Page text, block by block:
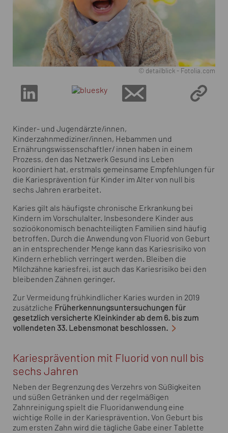
© detailblick - Fotolia.com
Kinder- und Jugendärzte/innen,
Kinderzahnmediziner/innen, Hebammen und
Ernährungswissenschaftler/ innen haben in einem
Prozess, den das Netzwerk Gesund ins Leben
koordiniert hat, erstmals gemeinsame Empfehlungen für
die Kariesprävention für Kinder im Alter von null bis
sechs Jahren erarbeitet.
Karies gilt als häufigste chronische Erkrankung bei
Kindern im Vorschulalter. Insbesondere Kinder aus
sozioökonomisch benachteiligten Familien sind häufig
betroffen. Durch die Anwendung von Fluorid von Geburt
an in entsprechender Menge kann das Kariesrisiko von
Kindern erheblich verringert werden. Bleiben die
Milchzähne kariesfrei, ist auch das Kariesrisiko bei den
bleibenden Zähnen geringer.
Zur Vermeidung frühkindlicher Karies wurden in 2019
zusätzliche Früherkennungsuntersuchungen für
gesetzlich versicherte Kleinkinder ab dem 6. bis zum
vollendeten 33. Lebensmonat beschlossen.
Kariesprävention mit Fluorid von null bis
sechs Jahren
Neben der Begrenzung des Verzehrs von Süßigkeiten
und süßen Getränken und der regelmäßigen
Zahnreinigung spielt die Fluoridanwendung eine
wichtige Rolle in der Kariesprävention. Von Geburt bis
zum ersten Zahn wird die tägliche Gabe einer Tablette